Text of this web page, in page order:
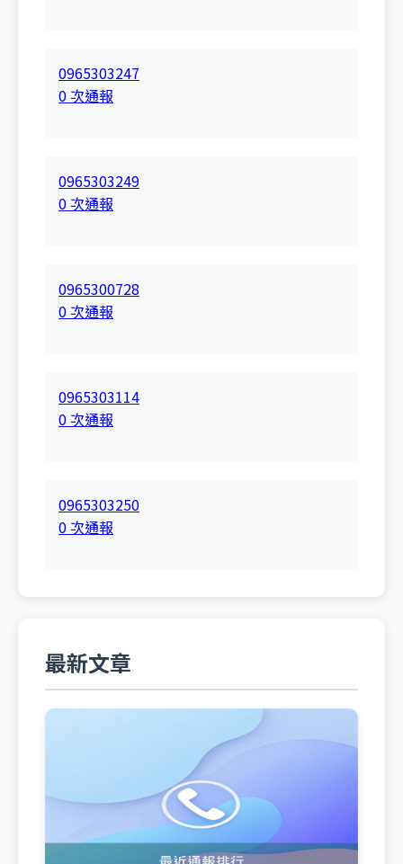
0965303247
0 次通報
0965303249
0 次通報
0965300728
0 次通報
0965303114
0 次通報
0965303250
0 次通報
最新文章